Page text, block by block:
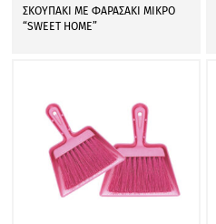
ΣΚΟΥΠΑΚΙ ΜΕ ΦΑΡΑΣΑΚΙ ΜΙΚΡΟ
“SWEET HOME”